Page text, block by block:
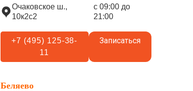
Очаковское ш.,
10к2с2
с 09:00 до
21:00
+7 (495) 125-38-
11
Записаться
Беляево